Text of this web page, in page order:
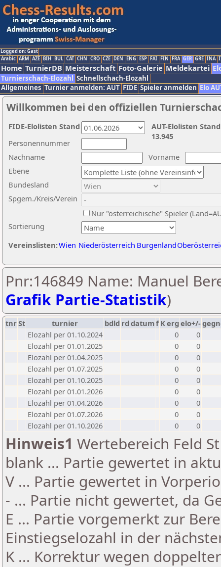
Logged on: Gast
Arabic ARM AZE BIH BUL CAT CHN CRO CZE DEN ENG ESP FAI FIN FRA GER GRE INA
Home TurnierDB Meisterschaft Foto-Galerie Meldekartei
Turnierschach-Elozahl Schnellschach-Elozahl
Allgemeines Turnier anmelden: AUT FIDE Spieler anmelden Elo
Willkommen bei den offiziellen
Nachname
Vorname
Ebene
Sortierung
Personennummer
Bundesland
Spgem./Kreis/Verein
Nur "österreichische" Spieler
Vereinslisten:Wien Niederösterreich Burgenland
AUT-Elolisten
13.945
FIDE-Elolisten Stand
Pnr:146849 Name: Manuel
Grafik Partie-Statistik)
tnrSt turnier bdld rd datumf Kerg elo+/-
Elozahl per 01.10.2024
0
0
Elozahl per 01.01.2025
0
0
Elozahl per 01.04.2025
0
0
Elozahl per 01.07.2025
0
0
Elozahl per 01.10.2025
0
0
Elozahl per 01.01.2026
0
0
Elozahl per 01.04.2026
0
0
Elozahl per 01.07.2026
0
0
Elozahl per 01.10.2026
0 0
Hinweis1 Wertebereich Feld
blank ... Partie gewertet in
V ... Partie gewertet in
- ... Partie nicht gewertet, da
E ... Partie vorgemerkt zur
Einstiegselozahl in der
K ... Korrektur wegen